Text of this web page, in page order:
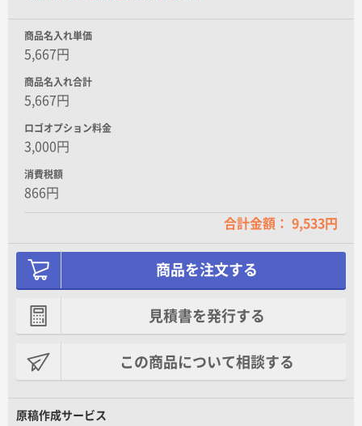
商品名入れ単価
5,667円
商品名入れ合計
5,667円
ロゴオプション料金
3,000円
消費税額
866円
合計金額： 9,533円
商品を注文する
見積書を発行する
この商品について相談する
原稿作成サービス